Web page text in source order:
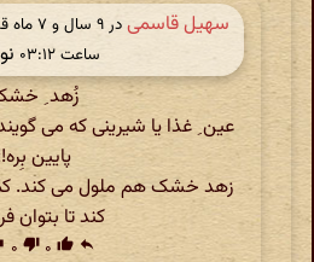
سهیل قاسمی
ساعت ۰۳:۱۲
زُهد
عین ِ غذا یا شیرینی که می
پایین
زهد خشک هم ملول می کند.
کند تا بتوان
reply
thumb_up ۰ thumb_down ۰